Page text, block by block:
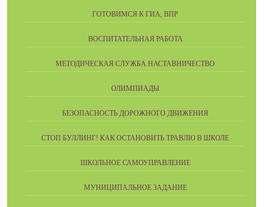
ГОТОВИМСЯ К ГИА, ВПР
ВОСПИТАТЕЛЬНАЯ РАБОТА
МЕТОДИЧЕСКАЯ СЛУЖБА.НАСТАВНИЧЕСТВО
ОЛИМПИАДЫ
БЕЗОПАСНОСТЬ ДОРОЖНОГО ДВИЖЕНИЯ
СТОП БУЛЛИНГ! КАК ОСТАНОВИТЬ ТРАВЛЮ В ШКОЛЕ
ШКОЛЬНОЕ САМОУПРАВЛЕНИЕ
МУНИЦИПАЛЬНОЕ ЗАДАНИЕ